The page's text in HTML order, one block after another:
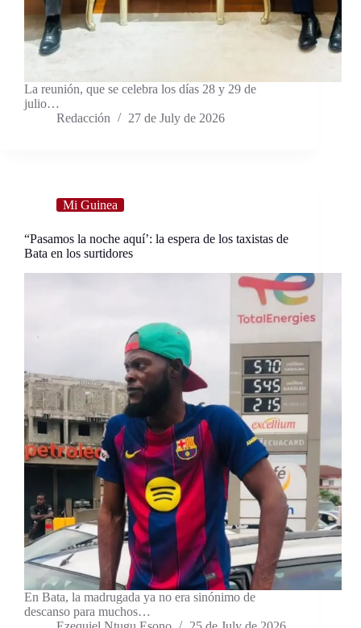
La reunión, que se celebra los días 28 y 29 de
julio…
Redacción
27 de July de 2026
Mi Guinea
“Pasamos la noche aquí’: la espera de los taxistas de
Bata en los surtidores
En Bata, la madrugada ya no era sinónimo de
descanso para muchos…